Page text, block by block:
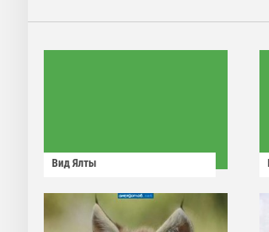
Вид Ялты